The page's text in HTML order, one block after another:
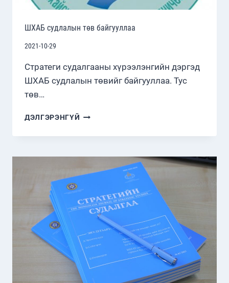
ШХАБ судлалын төв байгууллаа
2021-10-29
Стратеги судалгааны хүрээлэнгийн дэргэд
ШХАБ судлалын төвийг байгууллаа. Тус
төв…
ДЭЛГЭРЭНГҮЙ ШХАБ
ТӨВ